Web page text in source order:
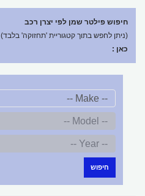
חיפוש פילטר שמן לפי יצרן רכב
(ניתן לחפש בתוך קטגוריית 'תחזוקה' בלבד)
כאן :
חיפוש